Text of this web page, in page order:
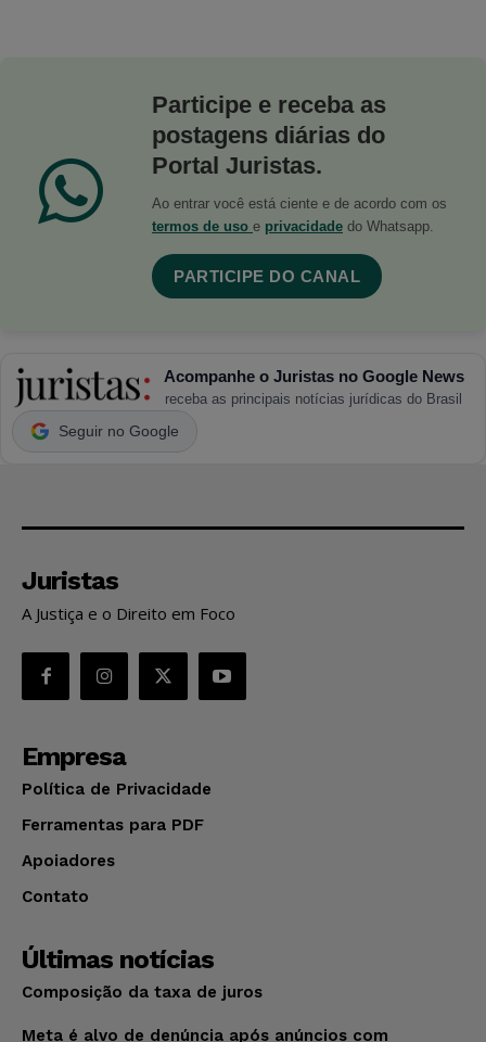
Participe e receba as
postagens diárias do
Portal Juristas.
Ao entrar você está ciente e de acordo com os
termos de uso e privacidade do Whatsapp.
PARTICIPE DO CANAL
Acompanhe o Juristas no Google News
receba as principais notícias jurídicas do Brasil
Seguir no Google
Juristas
A Justiça e o Direito em Foco
Empresa
Política de Privacidade
Ferramentas para PDF
Apoiadores
Contato
Últimas notícias
Composição da taxa de juros
Meta é alvo de denúncia após anúncios com